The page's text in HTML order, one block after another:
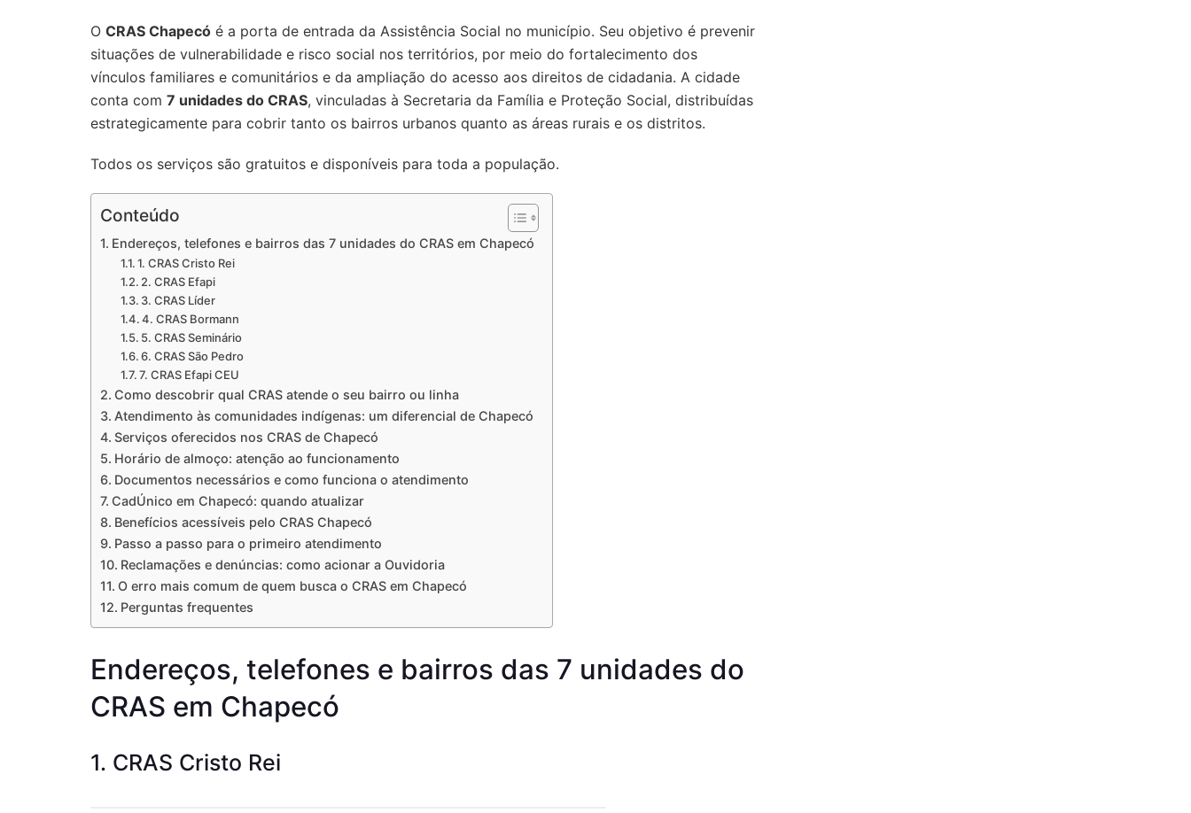
O CRAS Chapecó é a porta de entrada da Assistência Social no município. Seu objetivo é prevenir
situações de vulnerabilidade e risco social nos territórios, por meio do fortalecimento dos
vínculos familiares e comunitários e da ampliação do acesso aos direitos de cidadania. A cidade
conta com 7 unidades do CRAS, vinculadas à Secretaria da Família e Proteção Social, distribuídas
estrategicamente para cobrir tanto os bairros urbanos quanto as áreas rurais e os distritos.
Todos os serviços são gratuitos e disponíveis para toda a população.
Conteúdo
Endereços, telefones e bairros das 7 unidades do CRAS em Chapecó
1. CRAS Cristo Rei
2. CRAS Efapi
3. CRAS Líder
4. CRAS Bormann
5. CRAS Seminário
6. CRAS São Pedro
7. CRAS Efapi CEU
Como descobrir qual CRAS atende o seu bairro ou linha
Atendimento às comunidades indígenas: um diferencial de Chapecó
Serviços oferecidos nos CRAS de Chapecó
Horário de almoço: atenção ao funcionamento
Documentos necessários e como funciona o atendimento
CadÚnico em Chapecó: quando atualizar
Benefícios acessíveis pelo CRAS Chapecó
Passo a passo para o primeiro atendimento
Reclamações e denúncias: como acionar a Ouvidoria
O erro mais comum de quem busca o CRAS em Chapecó
Perguntas frequentes
Endereços, telefones e bairros das 7 unidades do
CRAS em Chapecó
1. CRAS Cristo Rei